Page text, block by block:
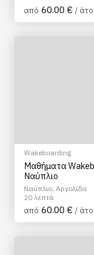
από 60.00 € /
Wakeboarding
Μαθήματα
Ναύπλιο
Ναύπλιο, Αργολίδα
20 λεπτά
από 60.00 € /